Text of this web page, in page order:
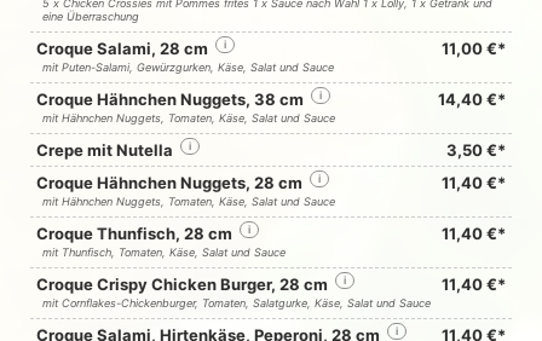
eine Überraschung
Croque Salami, 28 cm i 11,00 €*
mit Puten-Salami, Gewürzgurken, Käse, Salat und Sauce
Croque Hähnchen Nuggets, 38 cm i 14,40 €*
mit Hähnchen Nuggets, Tomaten, Käse, Salat und Sauce
Crepe mit Nutella i
3,50 €*
Croque Hähnchen Nuggets, 28 cm
i 11,40 €*
mit Hähnchen Nuggets, Tomaten, Käse, Salat und Sauce
Croque Thunfisch, 28 cm i 11,40 €*
mit Thunfisch, Tomaten, Käse, Salat und Sauce
Croque Crispy Chicken Burger, 28 cm i 11,40 €*
mit Cornflakes-Chickenburger, Tomaten, Salatgurke, Käse, Salat und Sauce
Croque Salami, Hirtenkäse, Peperoni, 28 cm i 11,40 €*